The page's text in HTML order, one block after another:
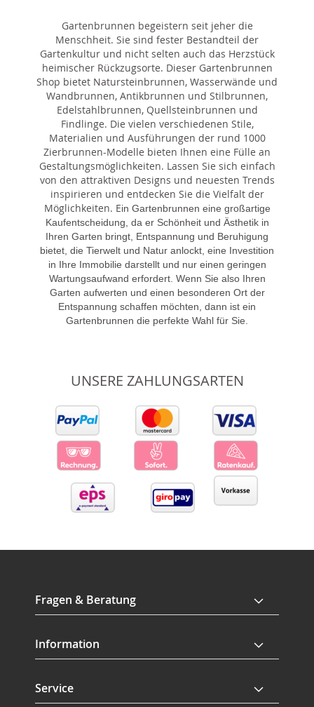
Gartenbrunnen begeistern seit jeher die
Menschheit. Sie sind fester Bestandteil der
Gartenkultur und nicht selten auch das Herzstück
heimischer Rückzugsorte. Dieser Gartenbrunnen
Shop bietet Natursteinbrunnen, Wasserwände und
Wandbrunnen, Antikbrunnen und Stilbrunnen,
Edelstahlbrunnen, Quellsteinbrunnen und
Findlinge. Die vielen verschiedenen Stile,
Materialien und Ausführungen der rund 1000
Zierbrunnen-Modelle bieten Ihnen eine Fülle an
Gestaltungsmöglichkeiten. Lassen Sie sich einfach
von den attraktiven Designs und neuesten Trends
inspirieren und entdecken Sie die Vielfalt der
Möglichkeiten. Ein Gartenbrunnen eine großartige
Kaufentscheidung, da er Schönheit und Ästhetik in
Ihren Garten bringt, Entspannung und Beruhigung
bietet, die Tierwelt und Natur anlockt, eine Investition
in Ihre Immobilie darstellt und nur einen geringen
Wartungsaufwand erfordert. Wenn Sie also Ihren
Garten aufwerten und einen besonderen Ort der
Entspannung schaffen möchten, dann ist ein
Gartenbrunnen die perfekte Wahl für Sie.
UNSERE ZAHLUNGSARTEN
Fragen & Beratung
Information
Service